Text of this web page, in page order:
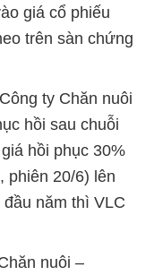
giá cổ phiếu
trên sàn chứng
ty Chăn nuôi
hồi sau chuỗi
hồi phục 30%
phiên 20/6) lên
năm thì VLC
nuôi –